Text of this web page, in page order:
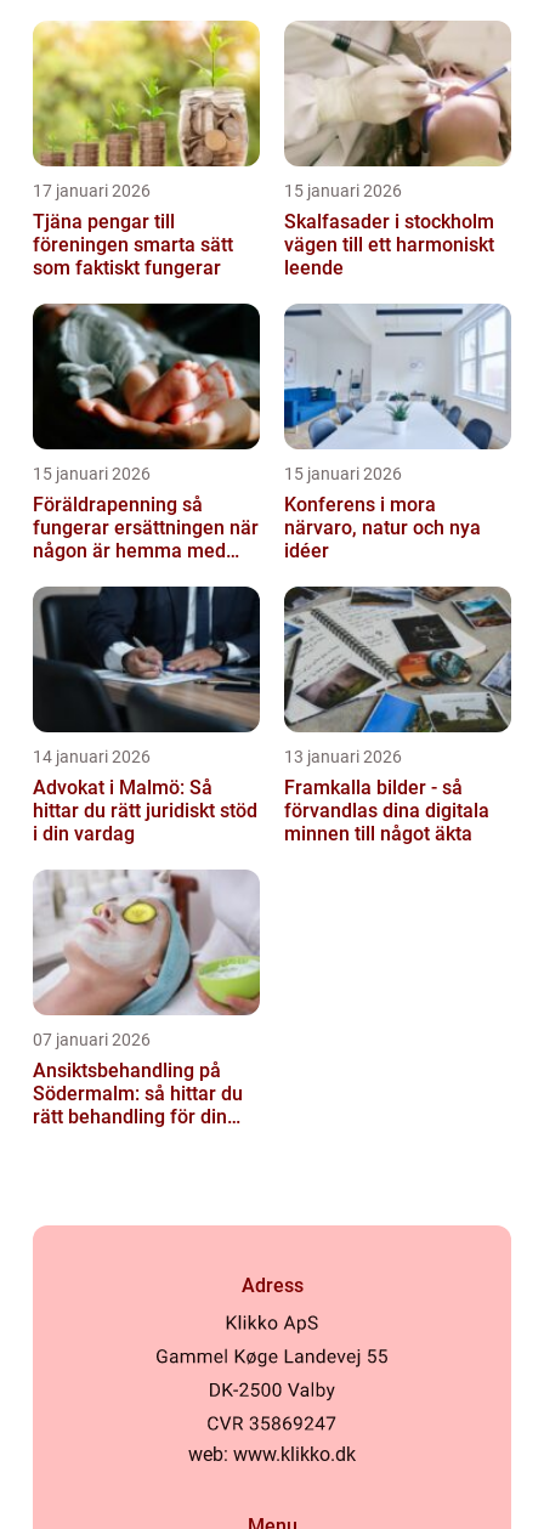
17 januari 2026
Tjäna pengar till
föreningen smarta sätt
som faktiskt fungerar
15 januari 2026
Skalfasader i stockholm
vägen till ett harmoniskt
leende
15 januari 2026
Föräldrapenning så
fungerar ersättningen när
någon är hemma med
15 januari 2026
Konferens i mora
närvaro, natur och nya
idéer
14 januari 2026
Advokat i Malmö: Så
hittar du rätt juridiskt stöd
i din vardag
13 januari 2026
Framkalla bilder - så
förvandlas dina digitala
minnen till något äkta
07 januari 2026
Ansiktsbehandling på
Södermalm: så hittar du
rätt behandling för din
Adress
web: www.klikko.dk